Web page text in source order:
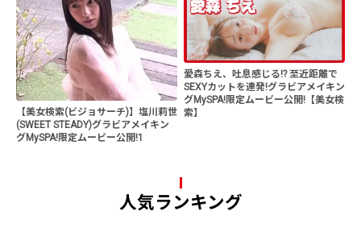
【美女検索(ビジョサーチ)】塩川莉世
(SWEET STEADY)グラビアメイキン
グMySPA!限定ムービー公開!1
愛森ちえ、吐息感じる!? 至近距離で
SEXYカットを連発!グラビアメイキン
グMySPA!限定ムービー公開!【美女検
索】
人気ランキング